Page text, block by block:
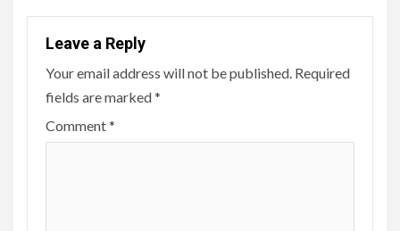
Leave a Reply
Your email address will not be published. Required
fields are marked*
Comment*